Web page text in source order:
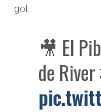
gol.
🎥 El
de